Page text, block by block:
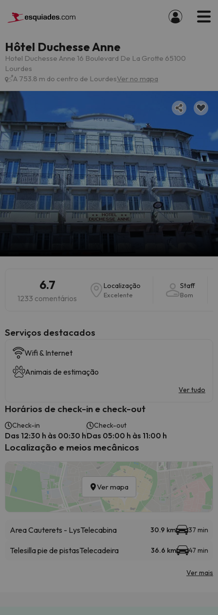
Hôtel Duchesse Anne
Hotel Duchesse Anne 16 Boulevard De La Grotte 65100
Lourdes
A 753.8 m do centro de LourdesVer no mapa
6.7
1233 comentários
Localização
Excelente
Staff
Bom
Serviços destacados
Wifi & Internet
Animais de estimação
Ver tudo
Horários de check-in e check-out
Check-in
Das 12:30 h às 00:30 h
Check-out
Das 05:00 h às 11:00 h
Localização e meios mecânicos
Ver mapa
Area Cauterets - LysTelecabina 30.9 km 37 min
Telesilla pie de pistasTelecadeira 36.6 km 47 min
Ver mais